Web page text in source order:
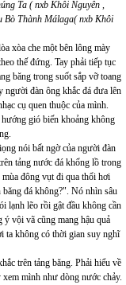
Ta ( nxb Khôi Nguyên ,
Bò Thành Málaga( nxb Khôi
xòa che một bên lông mày
thế đứng. Tay phải tiếp tục
băng trong suốt sắp vỡ toang
người đàn ông khắc đá đưa lên
cụ quen thuộc của mình.
gió biến khoảng không
nói bất ngờ của người đàn
tảng nước đá khổng lồ trong
đông vụt đi qua thổi hơi
đá không?". Nó nhìn sâu
lạnh lẽo rồi gật đầu không cần
vội vã cũng mang hậu quả
ta không có thời gian suy nghĩ
trên tảng băng. Phải hiểu về
mình như dòng nước chảy.